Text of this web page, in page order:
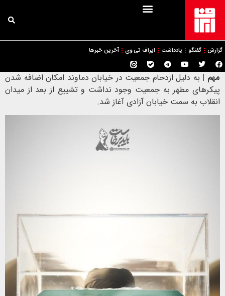
گزارش گفتگو یادداشت ایراف تی وی آخرین خبرها
مهم | به دلیل ازدحام جمعیت در خیابان دماوند امکان اضافه شدن
پیکرهای مطهر به جمعیت وجود نداشت و تشییع از بعد از میدان
انقلاب به سمت خیابان آزادی آغاز شد.